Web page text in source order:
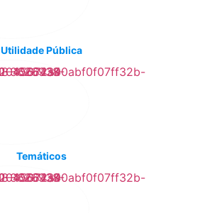
Utilidade Pública
Temáticos